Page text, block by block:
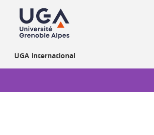
UGA international